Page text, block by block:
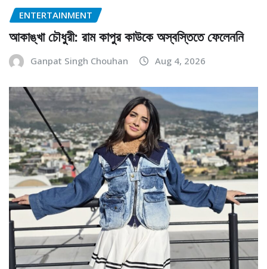
ENTERTAINMENT
আকাঙ্খা চৌধুরী: রাম কাপুর কাউকে অস্বস্তিতে ফেলেননি
Ganpat Singh Chouhan Aug 4, 2026